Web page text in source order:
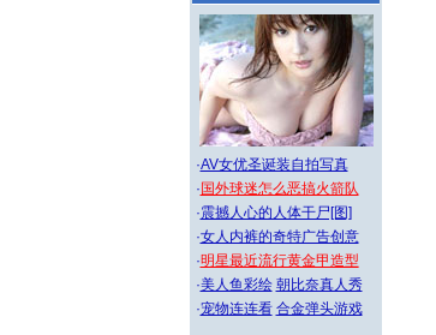
·AV女优圣诞装自拍写真
· 国外球迷怎么恶搞火箭队
·震撼人心的人体干尸[图]
·女人内裤的奇特广告创意
·明星最近流行黄金甲造型
·美人鱼彩绘 朝比奈真人秀
·宠物连连看 合金弹头游戏